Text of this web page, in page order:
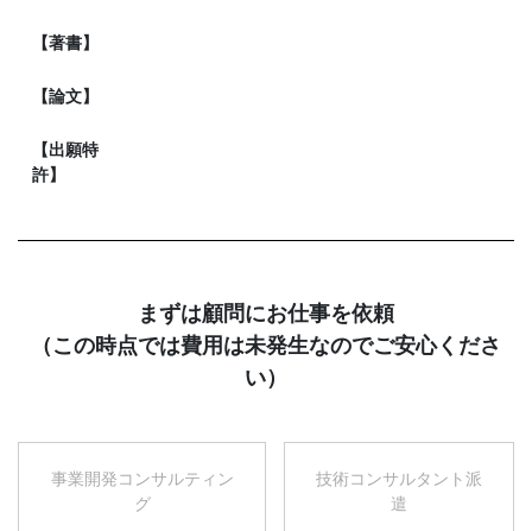
【著書】
【論文】
【出願特
許】
まずは顧問にお仕事を依頼
（この時点では費用は未発生なのでご安心くださ
い）
事業開発コンサルティン
グ
技術コンサルタント派
遣